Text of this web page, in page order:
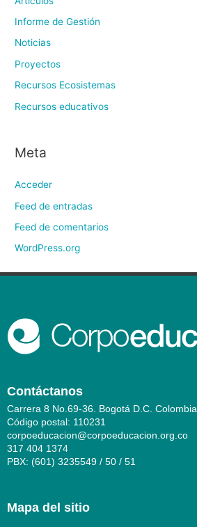
Informe de Gestión
Noticias
Proyectos
Recursos Ecosistemas
Recursos educativos
Meta
Acceder
Feed de entradas
Feed de comentarios
WordPress.org
Contáctanos
Carrera 8 No.69-36. Bogotá D.C. Colombia
Código postal: 110231
corpoeducacion@corpoeducacion.org.co
317 404 1374
PBX: (601) 3235549 / 50 / 51
Mapa del sitio